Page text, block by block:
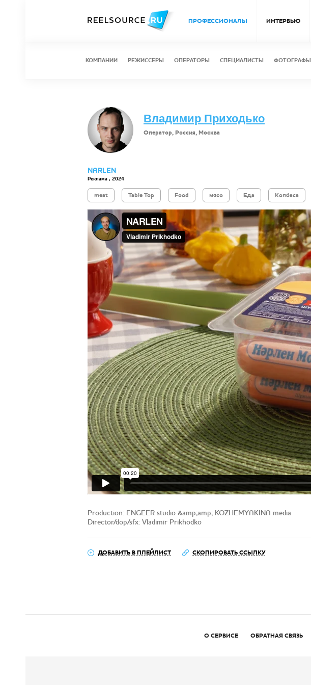
ПРОФЕССИОНАЛЫ ИНТЕРВЬЮ
КОМПАНИИ РЕЖИССЕРЫ ОПЕРАТОРЫ СПЕЦИАЛИСТЫ ФОТОГРАФЫ
Владимир Приходько
Оператор, Россия, Москва
NARLEN
Реклама , 2024
meat Table Top Food мясо Еда Колбаса
Production: ENGEER studio &amp;amp; KOZHEMYAKINA media
Director/dop/sfx: Vladimir Prikhodko
ДОБАВИТЬ В ПЛЕЙЛИСТ СКОПИРОВАТЬ ССЫЛКУ
О СЕРВИСЕ ОБРАТНАЯ СВЯЗЬ